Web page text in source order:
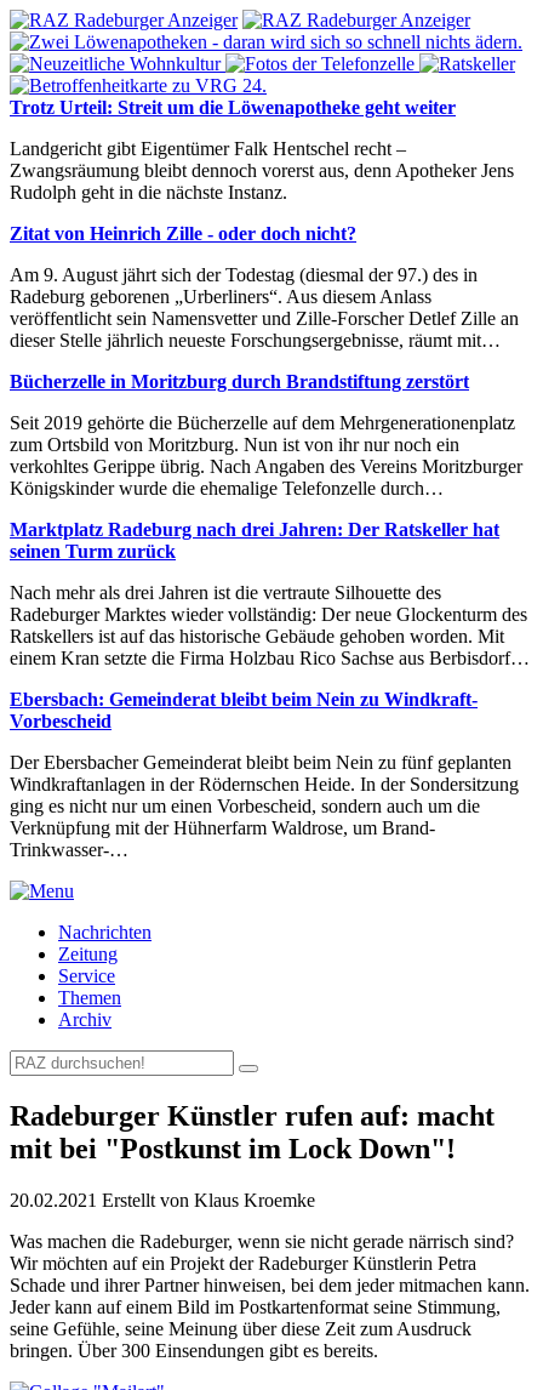
Trotz Urteil: Streit um die Löwenapotheke geht weiter
Landgericht gibt Eigentümer Falk Hentschel recht –
Zwangsräumung bleibt dennoch vorerst aus, denn Apotheker Jens
Rudolph geht in die nächste Instanz.
Zitat von Heinrich Zille - oder doch nicht?
Am 9. August jährt sich der Todestag (diesmal der 97.) des in
Radeburg geborenen „Urberliners“. Aus diesem Anlass
veröffentlicht sein Namensvetter und Zille-Forscher Detlef Zille an
dieser Stelle jährlich neueste Forschungsergebnisse, räumt mit…
Bücherzelle in Moritzburg durch Brandstiftung zerstört
Seit 2019 gehörte die Bücherzelle auf dem Mehrgenerationenplatz
zum Ortsbild von Moritzburg. Nun ist von ihr nur noch ein
verkohltes Gerippe übrig. Nach Angaben des Vereins Moritzburger
Königskinder wurde die ehemalige Telefonzelle durch…
Marktplatz Radeburg nach drei Jahren: Der Ratskeller hat
seinen Turm zurück
Nach mehr als drei Jahren ist die vertraute Silhouette des
Radeburger Marktes wieder vollständig: Der neue Glockenturm des
Ratskellers ist auf das historische Gebäude gehoben worden. Mit
einem Kran setzte die Firma Holzbau Rico Sachse aus Berbisdorf…
Ebersbach: Gemeinderat bleibt beim Nein zu Windkraft-
Vorbescheid
Der Ebersbacher Gemeinderat bleibt beim Nein zu fünf geplanten
Windkraftanlagen in der Rödernschen Heide. In der Sondersitzung
ging es nicht nur um einen Vorbescheid, sondern auch um die
Verknüpfung mit der Hühnerfarm Waldrose, um Brand-
Trinkwasser-…
Nachrichten
Zeitung
Service
Themen
Archiv
Radeburger Künstler rufen auf: macht
mit bei "Postkunst im Lock Down"!
20.02.2021 Erstellt von Klaus Kroemke
Was machen die Radeburger, wenn sie nicht gerade närrisch sind?
Wir möchten auf ein Projekt der Radeburger Künstlerin Petra
Schade und ihrer Partner hinweisen, bei dem jeder mitmachen kann.
Jeder kann auf einem Bild im Postkartenformat seine Stimmung,
seine Gefühle, seine Meinung über diese Zeit zum Ausdruck
bringen. Über 300 Einsendungen gibt es bereits.